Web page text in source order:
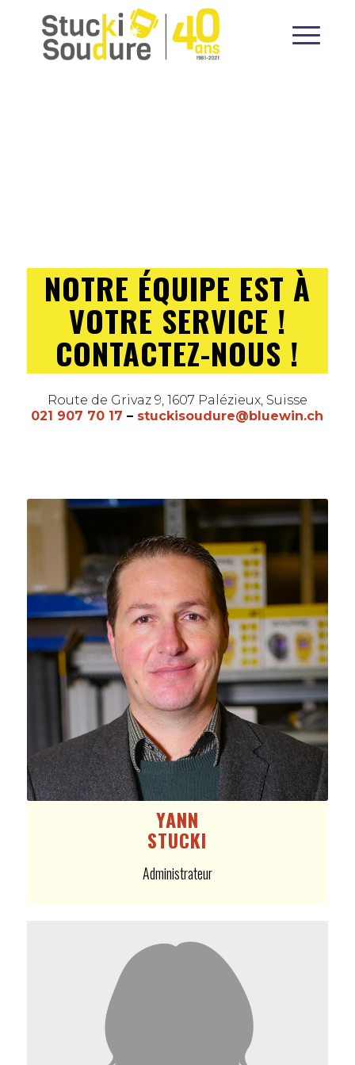
NOTRE ÉQUIPE EST À
VOTRE SERVICE !
CONTACTEZ-NOUS !
Route de Grivaz 9, 1607 Palézieux, Suisse
021 907 70 17 – stuckisoudure@bluewin.ch
YANN
STUCKI
Administrateur